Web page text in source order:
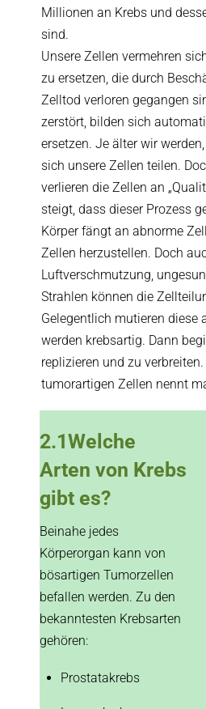
Millionen an Krebs und
sind.
Unsere Zellen vermehren
zu ersetzen, die durch
Zelltod verloren gegangen
zerstört, bilden sich
ersetzen. Je älter wir
sich unsere Zellen teilen.
verlieren die Zellen an
steigt, dass dieser Prozess
Körper fängt an abnorme
Zellen herzustellen. Doch
Luftverschmutzung,
Strahlen können die
Gelegentlich mutieren diese
werden krebsartig. Dann
replizieren und zu
tumorartigen Zellen nennt
2.1Welche
Arten von Krebs
gibt es?
Beinahe jedes
Körperorgan kann von
bösartigen Tumorzellen
befallen werden. Zu den
bekanntesten Krebsarten
gehören:
Prostatakrebs